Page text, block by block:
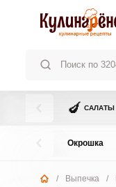
🍆 САЛАТЫ
Окрошка
/ Выпечка /